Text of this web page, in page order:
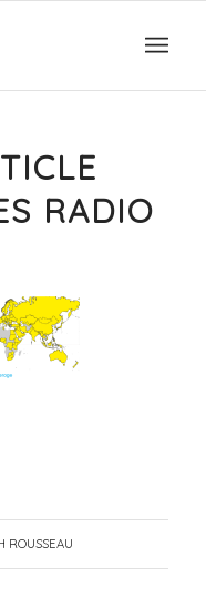
RADIO
ROUSSEAU